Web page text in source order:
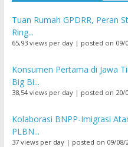
Tuan Rumah GPDRR, Peran
Ring...
65,93 views per day| posted on 09/
Konsumen Pertama di Jawa
Big Bi...
38,54 views per day| posted on 20/
Kolaborasi BNPP-Imigrasi
PLBN...
37 views per day| posted on 09/08/